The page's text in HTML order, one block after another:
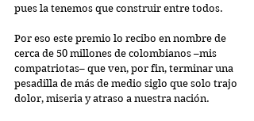
pues la tenemos que construir entre todos.
Por eso este premio lo recibo en nombre de
cerca de 50 millones de colombianos –mis
compatriotas– que ven, por fin, terminar una
pesadilla de más de medio siglo que solo trajo
dolor, miseria y atraso a nuestra nación.